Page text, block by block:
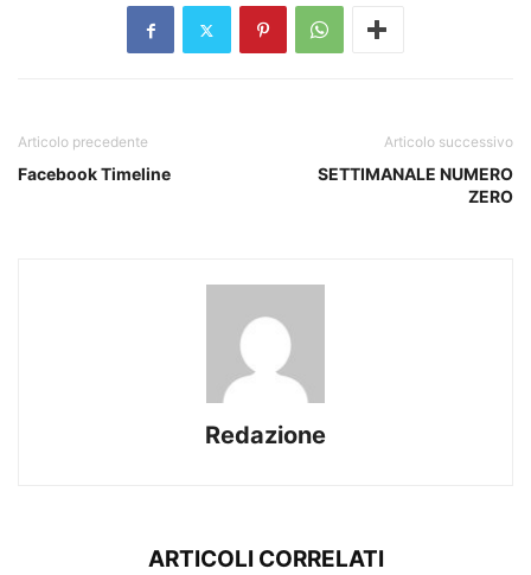
Articolo precedente
Facebook Timeline
Articolo successivo
SETTIMANALE NUMERO
ZERO
Redazione
ARTICOLI CORRELATI